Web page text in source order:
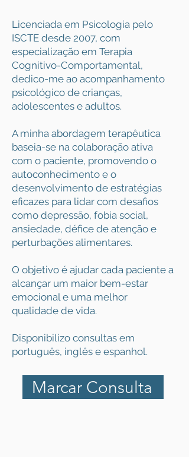
Licenciada em Psicologia pelo
ISCTE desde 2007, com
especialização em Terapia
Cognitivo-Comportamental,
dedico-me ao acompanhamento
psicológico de crianças,
adolescentes e adultos.
A minha abordagem terapêutica
baseia-se na colaboração ativa
com o paciente, promovendo o
autoconhecimento e o
desenvolvimento de estratégias
eficazes para lidar com desafios
como depressão, fobia social,
ansiedade, défice de atenção e
perturbações alimentares.
O objetivo é ajudar cada paciente a
alcançar um maior bem-estar
emocional e uma melhor
qualidade de vida.
Disponibilizo consultas em
português, inglês e espanhol.
Marcar Consulta